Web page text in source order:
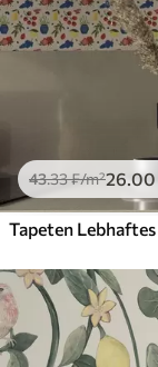
43.33₣/m²26.00